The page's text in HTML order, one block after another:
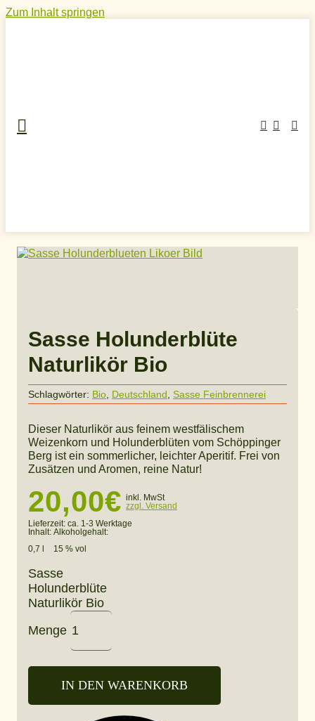
Zum Inhalt springen
Sasse Holunderblüte
Naturlikör Bio
Schlagwörter: Bio Deutschland Sasse Feinbrennerei
Dieser Naturlikör aus feinem westfälischem
Weizenkorn und Holunderblüten vom Schöppinger
Berg ist ein sommerlicher, leichter Aperitif. Frei von
Zusätzen und Aromen, reine Natur!
20,00€ inkl. MwSt
zzgl. Versand
Lieferzeit: ca. 1-3 Werktage
Inhalt:
0,7 l
Alkoholgehalt:
15 % vol
Sasse
Holunderblüte
Naturlikör Bio
Menge
IN DEN WARENKORB